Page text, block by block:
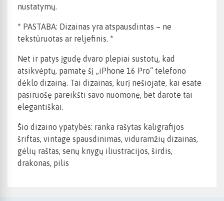
nustatymų.
* PASTABA: Dizainas yra atspausdintas – ne
tekstūruotas ar reljefinis. *
Net ir patys įgudę dvaro plepiai sustotų, kad
atsikvėptų, pamatę šį „iPhone 16 Pro“ telefono
dėklo dizainą. Tai dizainas, kurį nešiojate, kai esate
pasiruošę pareikšti savo nuomonę, bet darote tai
elegantiškai.
Šio dizaino ypatybės: ranka rašytas kaligrafijos
šriftas, vintage spausdinimas, viduramžių dizainas,
gėlių raštas, senų knygų iliustracijos, širdis,
drakonas, pilis